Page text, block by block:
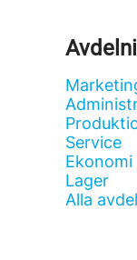
Service
Ekonomi
Lager
Alla